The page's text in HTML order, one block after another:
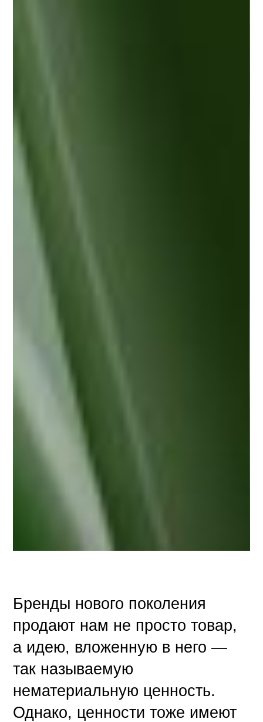
Бренды нового поколения
продают нам не просто товар,
а идею, вложенную в него —
так называемую
нематериальную ценность.
Однако, ценности тоже имеют